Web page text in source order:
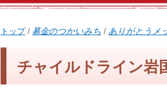
現
在
トップ/ 募金のつかいみち / ありがとうメ
チャイルドライン岩